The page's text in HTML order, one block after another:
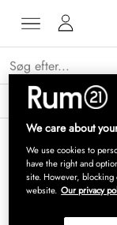
Få 15 % på
We care about
We use cookies to
have the right and
site. However, blocking
website. Our privacy